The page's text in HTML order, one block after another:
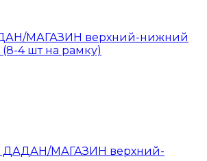
МАГАЗИН верхний-нижний
(8-4 шт на рамку)